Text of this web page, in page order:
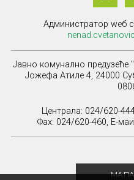
Администратор wеб
Јавно комунално предузеће
Јожефа Атиле 4, 24000
Централа: 024/620-
Фаx: 024/620-460, Е-